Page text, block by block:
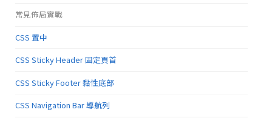
常見佈局實戰
CSS 置中
CSS Sticky Header 固定頁首
CSS Sticky Footer 黏性底部
CSS Navigation Bar 導航列